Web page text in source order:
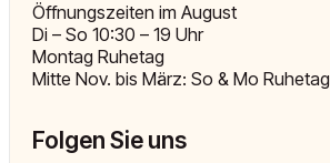
Öffnungszeiten im August
Di – So 10:30 – 19 Uhr
Montag Ruhetag
Mitte Nov. bis März: So & Mo Ruhetag
Folgen Sie uns